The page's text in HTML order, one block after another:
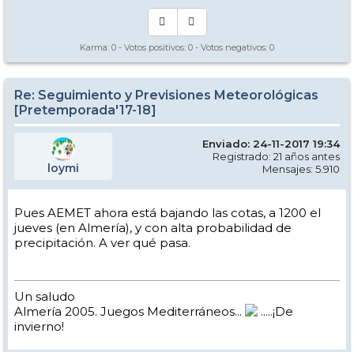
Karma: 0 - Votos positivos: 0 - Votos negativos: 0
Re: Seguimiento y Previsiones Meteorológicas
[Pretemporada'17-18]
loymi
Enviado: 24-11-2017 19:34
Registrado: 21 años antes
Mensajes: 5.910
Pues AEMET ahora está bajando las cotas, a 1200 el
jueves (en Almería), y con alta probabilidad de
precipitación. A ver qué pasa.
Un saludo
Almería 2005. Juegos Mediterráneos...
.....¡De
invierno!